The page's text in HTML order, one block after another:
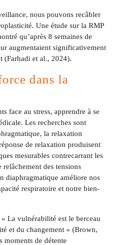
nous pouvons recâbler
Une étude sur la RMP
qu’après 8 semaines de
augmentaient significativement
(Farhadi et al., 2024).
dans la
face au stress, apprendre à se
Les recherches sont
la relaxation
de relaxation produisent
mesurables contrecarrant les
des tensions
diaphragmatique améliore nos
respiratoire et notre bien-
La vulnérabilité est le berceau
et du changement » (Brown,
moments de détente